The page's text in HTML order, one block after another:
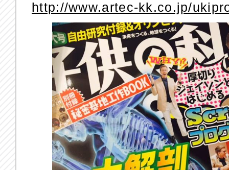
http://www.artec-kk.co.jp/